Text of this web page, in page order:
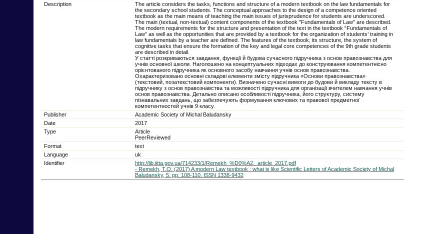
Description
The article considers the tasks, functions and structure of a modern textbook on the law fundamentals for
the secondary school students. The conceptual approaches to the design of a competence oriented
textbook as the main means of teaching the main issues of jurisprudence for students are underscored.
The main (textual, non-textual) content components of the textbook "Fundamentals of Law" are described.
The modern requirements for the structure and presentation of the text in the textbook “Fundamentals of
Law” as well as the opportunities that are provided by a textbook for the organization of students’ training in
law fundamentals by a teacher are defined. The features of the textbook, its structure, the system of
cognitive tasks that ensure the formation of the key and legal core competences of the 9th grade students
are described in detail.
У статті розкриваються завдання, функції й будова сучасного підручника з основ правознавства для
учнів основної школи. Наголошено на концептуальних підходах до конструювання компетентнісно
орієнтованого підручника як основного засобу навчання учнів основ правознавства.
Охарактеризовано основні складові елементи змісту підручника «Основи правознавства»
(текстовий, позатекстовий компоненти). Визначено сучасні вимоги до будови й викладу тексту в
підручнику з основ правознавства та можливості підручника для організації вчителем навчання учнів
основ правознавства. Детально описано особливості підручника, його структуру, систему
пізнавальних завдань, що забезпечують формування ключових та правової предметної
компетентностей учнів 9 класу.
Publisher
Academic Society of Michal Baludansky
Date
2017
Type
Article
PeerReviewed
Format
text
Language
uk
Identifier
http://lib.iitta.gov.ua/714233/1/Remekh_%D0%A2._article_2017.pdf
- Remekh, T.O. (2017) A modern Law textbook : what is like Scientific Letters of Academic Society of Michal
Baludansky, 5. pp. 108-110. ISSN 1338-9432